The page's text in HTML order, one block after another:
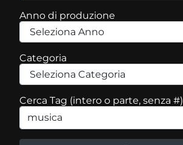
Anno di produzione
Categoria
Cerca Tag (intero o parte, senza #)